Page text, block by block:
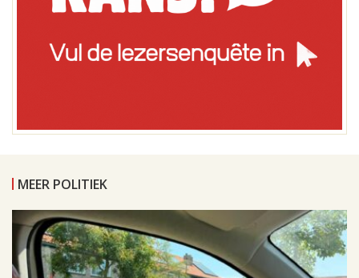
MEER POLITIEK